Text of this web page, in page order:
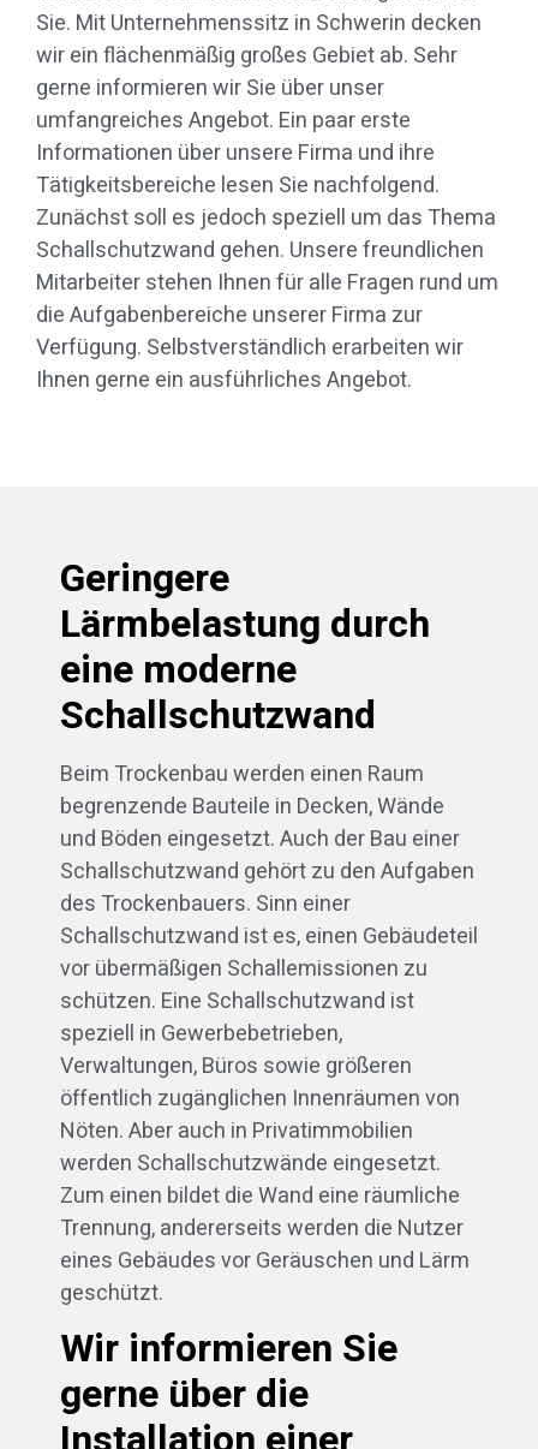
Sie. Mit Unternehmenssitz in Schwerin decken
wir ein flächenmäßig großes Gebiet ab. Sehr
gerne informieren wir Sie über unser
umfangreiches Angebot. Ein paar erste
Informationen über unsere Firma und ihre
Tätigkeitsbereiche lesen Sie nachfolgend.
Zunächst soll es jedoch speziell um das Thema
Schallschutzwand gehen. Unsere freundlichen
Mitarbeiter stehen Ihnen für alle Fragen rund um
die Aufgabenbereiche unserer Firma zur
Verfügung. Selbstverständlich erarbeiten wir
Ihnen gerne ein ausführliches Angebot.
Geringere
Lärmbelastung durch
eine moderne
Schallschutzwand
Beim Trockenbau werden einen Raum
begrenzende Bauteile in Decken, Wände
und Böden eingesetzt. Auch der Bau einer
Schallschutzwand gehört zu den Aufgaben
des Trockenbauers. Sinn einer
Schallschutzwand ist es, einen Gebäudeteil
vor übermäßigen Schallemissionen zu
schützen. Eine Schallschutzwand ist
speziell in Gewerbebetrieben,
Verwaltungen, Büros sowie größeren
öffentlich zugänglichen Innenräumen von
Nöten. Aber auch in Privatimmobilien
werden Schallschutzwände eingesetzt.
Zum einen bildet die Wand eine räumliche
Trennung, andererseits werden die Nutzer
eines Gebäudes vor Geräuschen und Lärm
geschützt.
Wir informieren Sie
gerne über die